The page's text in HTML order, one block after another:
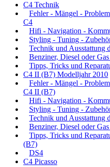
C4 Technik
Fehler - Mängel -
C4
Hifi - Navigation -
Styling - Tuning -
Technik und Ausstattung
Benziner, Diesel oder
Tipps, Tricks und
C4 II (B7) Modelljahr 2010
Fehler - Mängel -
C4 II (B7)
Hifi - Navigation -
Styling - Tuning -
Technik und Ausstattung
Benziner, Diesel oder
Tipps, Tricks und
(B7)
DS4
C4 Picasso